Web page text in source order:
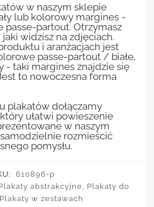
w naszym sklepie
lub kolorowy margines -
passe-partout. Otrzymasz
widzisz na zdjęciach.
i aranżacjach jest
passe-partout / białe,
- taki margines znajdzie się
to nowoczesna forma
plakatów dołączamy
ułatwi powieszenie
w naszym
rozmieścić
pomysłu.
610896-p
abstrakcyjne
Plakaty do
Plakaty w zestawach